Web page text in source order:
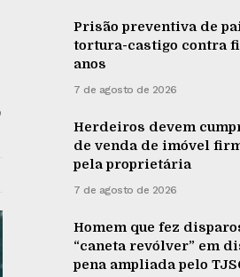
Prisão preventiva de
tortura-castigo contra
anos
7 de agosto de 2026
Herdeiros devem
de venda de imóvel
pela proprietária
7 de agosto de 2026
Homem que fez
“caneta revólver” em
pena ampliada pelo